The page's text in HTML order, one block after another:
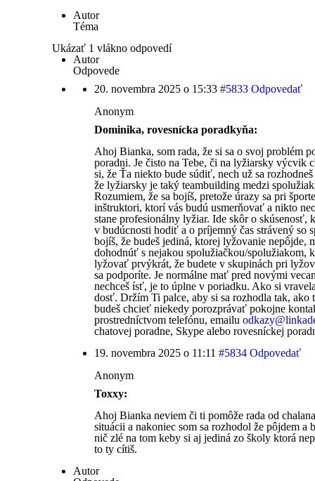
Autor
Téma
Ukázať 1 vlákno odpovedí
Autor
Odpovede
20. novembra 2025 o 15:33 #5833 Odpovedať
Anonym
Dominika, rovesnícka poradkyňa:
Ahoj Bianka, som rada, že si sa o svoj problém
poradni. Je čisto na Tebe, či na lyžiarsky výcvik
si, že Ťa niekto bude súdiť, nech už sa
že lyžiarsky je taký teambuilding medzi
Rozumiem, že sa bojíš, pretože úrazy sa pri
inštruktori, ktorí vás budú usmerňovať a nikto
stane profesionálny lyžiar. Ide skôr o skúsenosť,
v budúcnosti hodiť a o príjemný čas strávený so
bojíš, že budeš jediná, ktorej lyžovanie nepôjde,
dohodnúť s nejakou spolužiačkou/spo­lužiakom,
lyžovať prvýkrát, že budete v skupinách pri
sa podporíte. Je normálne mať pred novými
nechceš ísť, je to úplne v poriadku. Ako si
dosť. Držím Ti palce, aby si sa rozhodla tak, ako
budeš chcieť niekedy porozprávať pokojne
prostredníctvom telefónu, emailuodkazy@
chatovej poradne, Skype alebo rovesníckej
19. novembra 2025 o 11:11 #5834 Odpovedať
Anonym
Toxxy:
Ahoj Bianka neviem či ti pomôže rada od
situácii a nakoniec som sa rozhodol že pôjdem a
nič zlé na tom keby si aj jediná zo školy ktorá
to ty cítiš.
Autor